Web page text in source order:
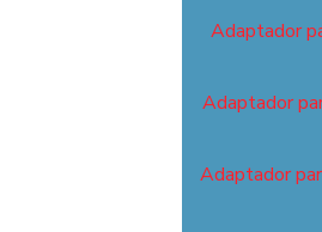
Adaptador
Adaptador
Adaptador